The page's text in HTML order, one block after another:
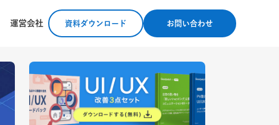
運営会社 資料ダウンロード お問い合わせ